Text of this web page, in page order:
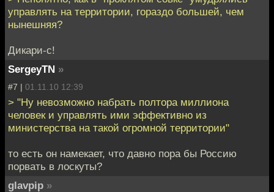
управлять на территории, гораздо большей, чем
нынешняя?
Дикари-с!
SergeyTN »
#7 | 01.11.10 12:39
> "Ну невозможно набрать полтора миллиона
человек и управлять ими эффективно из
министерства на такой огромной территории"
то есть он намекает, что давно пора бы Россию
порвать в лоскуты?
glavpip »